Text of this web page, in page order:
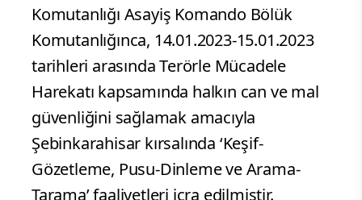
Komutanlığı Asayiş Komando Bölük
Komutanlığınca, 14.01.2023-15.01.2023
tarihleri arasında Terörle Mücadele
Harekatı kapsamında halkın can ve mal
güvenliğini sağlamak amacıyla
Şebinkarahisar kırsalında ‘Keşif-
Gözetleme, Pusu-Dinleme ve Arama-
Tarama’ faaliyetleri icra edilmiştir.